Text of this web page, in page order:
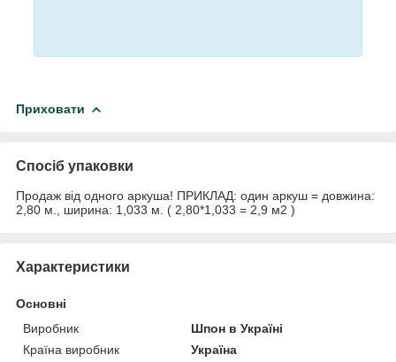
Приховати
Спосіб упаковки
Продаж від одного аркуша! ПРИКЛАД: один аркуш = довжина:
2,80 м., ширина: 1,033 м. ( 2,80*1,033 = 2,9 м2 )
Характеристики
Основні
Виробник
Шпон в Україні
Країна виробник
Україна